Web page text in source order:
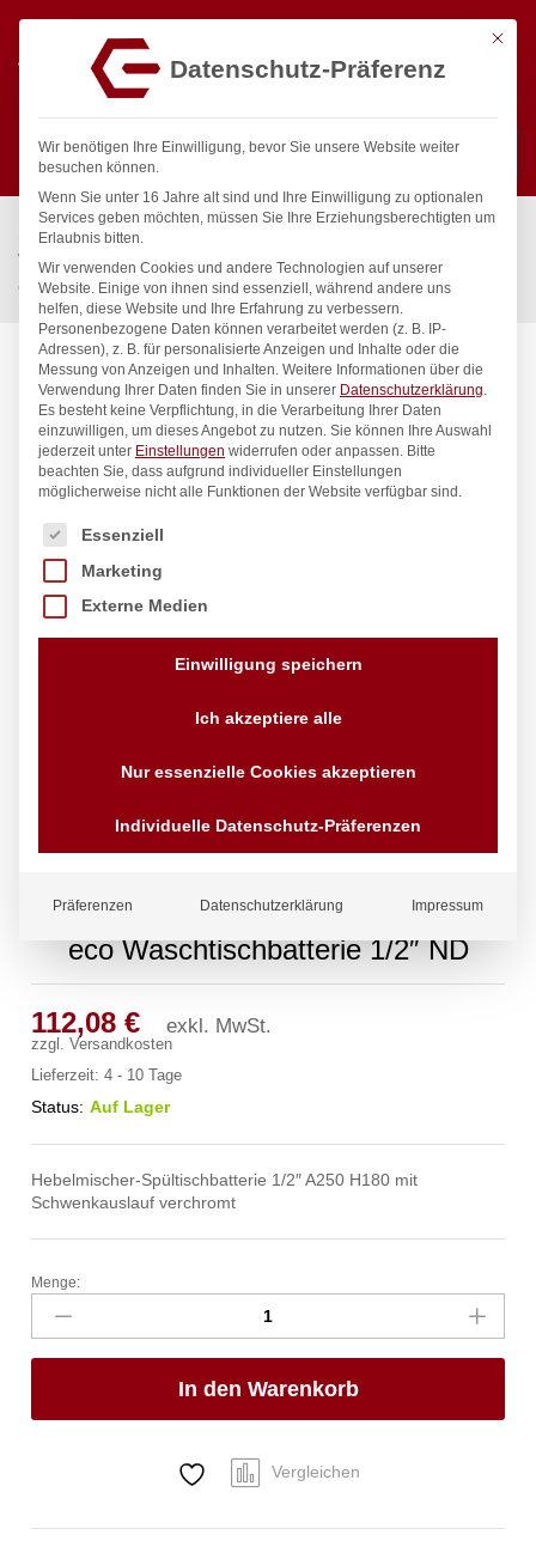
Suchen
Start / Gastronomiebedarf & Gastro Geräte für Profis
Wassertechnik
Waschtischbatterie
eco Waschtischbatterie 1/2″ ND
eco Waschtischbatterie 1/2″ ND
112,08€ exkl. MwSt.
zzgl.Versandkosten
Lieferzeit:4 - 10 Tage
Status: Auf Lager
Hebelmischer-Spültischbatterie 1/2″ A250 H180 mit
Schwenkauslauf verchromt
eco
Waschtischbatterie
1/2"
ND
Menge:
In den Warenkorb
Vergleichen
Mit
Datenschutz-Präferenz
Wir benötigen Ihre Einwilligung, bevor Sie unsere Website weiter
besuchen können.
Wenn Sie unter 16 Jahre alt sind und Ihre Einwilligung zu optionalen
Services geben möchten, müssen Sie Ihre Erziehungsberechtigten um
Erlaubnis bitten.
Wir verwenden Cookies und andere Technologien auf unserer
Website. Einige von ihnen sind essenziell, während andere uns
helfen, diese Website und Ihre Erfahrung zu verbessern.
Personenbezogene Daten können verarbeitet werden (z. B. IP-
Adressen), z. B. für personalisierte Anzeigen und Inhalte oder die
Messung von Anzeigen und Inhalten. Weitere Informationen über die
Verwendung Ihrer Daten finden Sie in unserer Datenschutzerklärung.
Es besteht keine Verpflichtung, in die Verarbeitung Ihrer Daten
einzuwilligen, um dieses Angebot zu nutzen. Sie können Ihre Auswahl
jederzeit unter Einstellungen widerrufen oder anpassen. Bitte
beachten Sie, dass aufgrund individueller Einstellungen
möglicherweise nicht alle Funktionen der Website verfügbar sind.
Es folgt eine Liste der Service-Gruppen, für die eine
Essenziell
Marketing
Externe Medien
Einwilligung speichern
Ich akzeptiere alle
Nur essenzielle Cookies akzeptieren
Individuelle Datenschutz-Präferenzen
Präferenzen Datenschutzerklärung Impressum